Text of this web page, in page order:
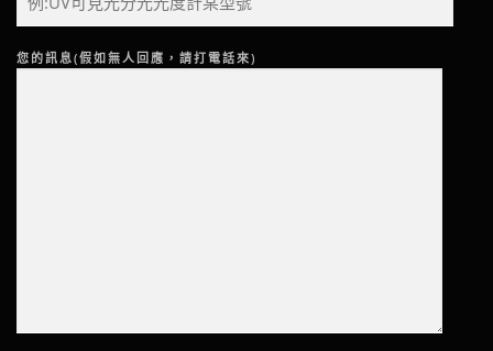
您的訊息(假如無人回應，請打電話來)